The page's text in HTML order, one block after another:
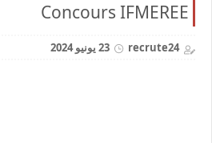
Concours IFMEREE
recrute24 23 يونيو 2024